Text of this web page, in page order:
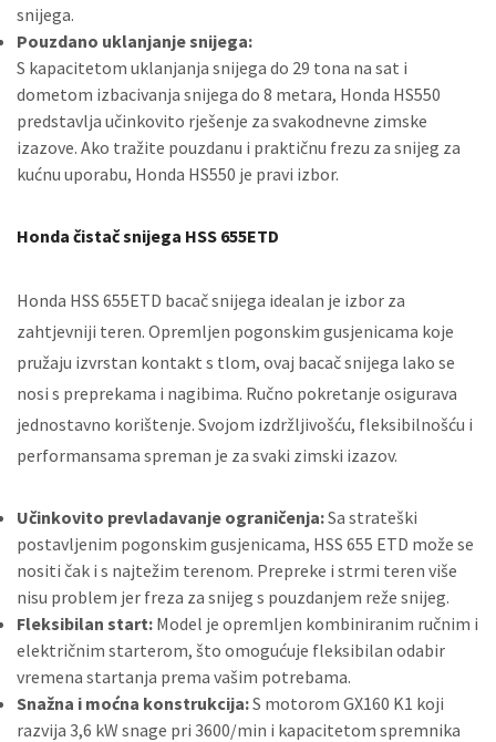
snijega.
Pouzdano uklanjanje snijega:
S kapacitetom uklanjanja snijega do 29 tona na sat i
dometom izbacivanja snijega do 8 metara, Honda HS550
predstavlja učinkovito rješenje za svakodnevne zimske
izazove. Ako tražite pouzdanu i praktičnu frezu za snijeg za
kućnu uporabu, Honda HS550 je pravi izbor.
Honda čistač snijega HSS 655ETD
Honda HSS 655ETD bacač snijega idealan je izbor za
zahtjevniji teren. Opremljen pogonskim gusjenicama koje
pružaju izvrstan kontakt s tlom, ovaj bacač snijega lako se
nosi s preprekama i nagibima. Ručno pokretanje osigurava
jednostavno korištenje. Svojom izdržljivošću, fleksibilnošću i
performansama spreman je za svaki zimski izazov.
Učinkovito prevladavanje ograničenja:Sa strateški
postavljenim pogonskim gusjenicama, HSS 655 ETD može se
nositi čak i s najtežim terenom. Prepreke i strmi teren više
nisu problem jer freza za snijeg s pouzdanjem reže snijeg.
Fleksibilan start: Model je opremljen kombiniranim ručnim i
električnim starterom, što omogućuje fleksibilan odabir
vremena startanja prema vašim potrebama.
Snažna i moćna konstrukcija:S motorom GX160 K1 koji
razvija 3,6 kW snage pri 3600/min i kapacitetom spremnika